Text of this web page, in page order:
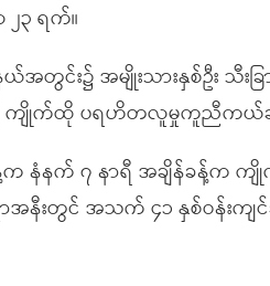
၂၃ ရက်။
င်း၌ အမျိုးသားနှစ်ဦး သီးခြ
ကျိုက်ထို ပရဟိတလူမှုကူညီကယ်ဆ
နက် ၇ နာရီ အချိန်ခန့်က ကျိုက်
အနီးတွင် အသက် ၄၁ နှစ်ဝန်းကျင်